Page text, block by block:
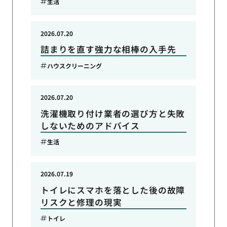
詰まりを直す強力な相棒の入手先
2026.07.20
ハウスクリーニング
洗濯機取り付け業者の選び方と失敗
しないためのアドバイス
2026.07.20
生活
トイレにスマホを落とした後の故障
リスクと修理の現実
2026.07.19
トイレ